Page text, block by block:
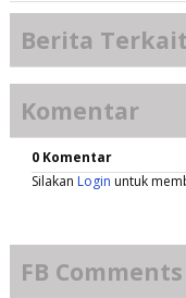
Berita Terkait
Komentar
0 Komentar
Silakan Login untuk
FB Comments